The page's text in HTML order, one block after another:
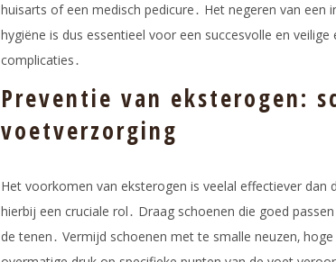
huisarts of een medisch pedicure․ Het negeren van
hygiëne is dus essentieel voor een succesvolle en
complicaties․
Preventie van eksterogen:
voetverzorging
Het voorkomen van eksterogen is veelal effectiever dan
hierbij een cruciale rol․ Draag schoenen die goed
de tenen․ Vermijd schoenen met te smalle neuzen‚